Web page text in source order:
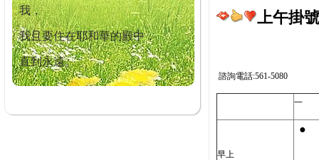
我，
我且要住在耶和華的殿中，
直到永遠。
上午掛
諮詢電話:561-5080
一
早上
●